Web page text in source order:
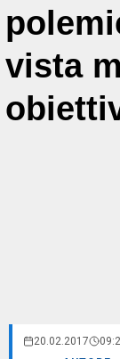
vista
20.02.2017